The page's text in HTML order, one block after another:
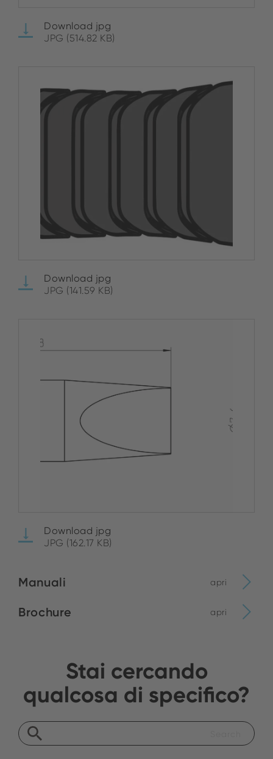
Download jpg
JPG (514.82 KB)
Download jpg
JPG (141.59 KB)
Download jpg
JPG (162.17 KB)
Manuali apri
Brochure apri
Stai cercando
qualcosa di specifico?